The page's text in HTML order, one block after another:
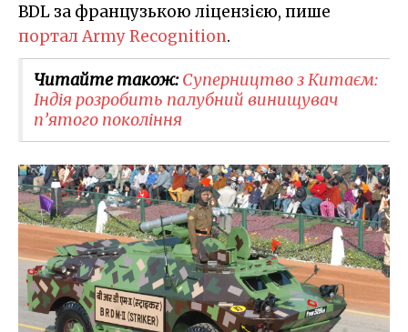
BDL за французькою ліцензією, пише
портал Army Recognition.
Читайте також:Суперництво з Китаєм:
Індія розробить палубний винищувач
п’ятого покоління